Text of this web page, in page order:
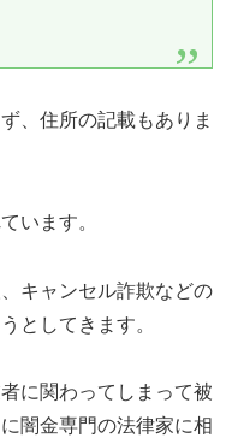
、住所の記載もありま
います。
キャンセル詐欺などの
としてきます。
に関わってしまって被
闇金専門の法律家に相